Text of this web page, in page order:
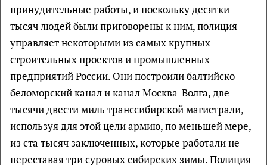
принудительные работы, и поскольку десятки
тысяч людей были приговорены к ним, полиция
управляет некоторыми из самых крупных
строительных проектов и промышленных
предприятий России. Они построили балтийско-
беломорский канал и канал Москва-Волга, две
тысячи двести миль транссибирской магистрали,
используя для этой цели армию, по меньшей мере,
из ста тысяч заключенных, которые работали не
переставая три суровых сибирских зимы. Полиция